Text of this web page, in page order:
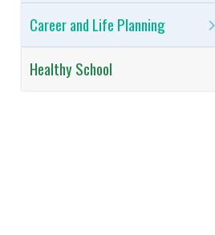
Career and Life Planning
Healthy School